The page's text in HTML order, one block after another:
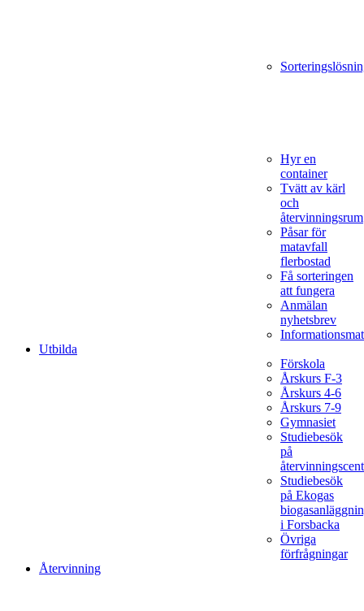
Hyr en
container
Tvätt av kärl
och
återvinningsrum
Påsar för
matavfall
flerbostad
Få sorteringen
att fungera
Anmälan
nyhetsbrev
Utbilda
Förskola
Årskurs F-3
Årskurs 4-6
Årskurs 7-9
Gymnasiet
Studiebesök
på
Studiebesök
på Ekogas
i Forsbacka
Övriga
förfrågningar
Återvinning